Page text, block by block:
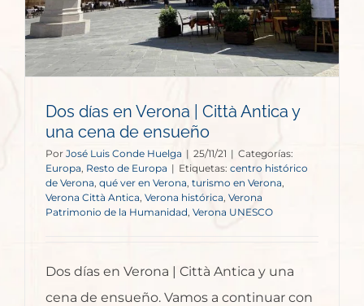
Dos días en Verona | Città Antica y
una cena de ensueño
Por José Luis Conde Huelga | 25/11/21 | Categorías:
Europa, Resto de Europa | Etiquetas: centro histórico
de Verona qué ver en Verona turismo en Verona,
Verona Città Antica Verona histórica Verona
Patrimonio de la Humanidad, Verona UNESCO
Dos días en Verona | Città Antica y una
cena de ensueño. Vamos a continuar con